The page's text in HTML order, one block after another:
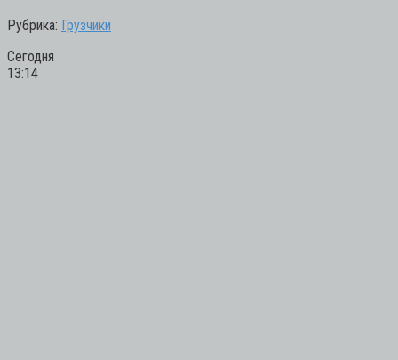
Рубрика: Грузчики
Сегодня
13:14